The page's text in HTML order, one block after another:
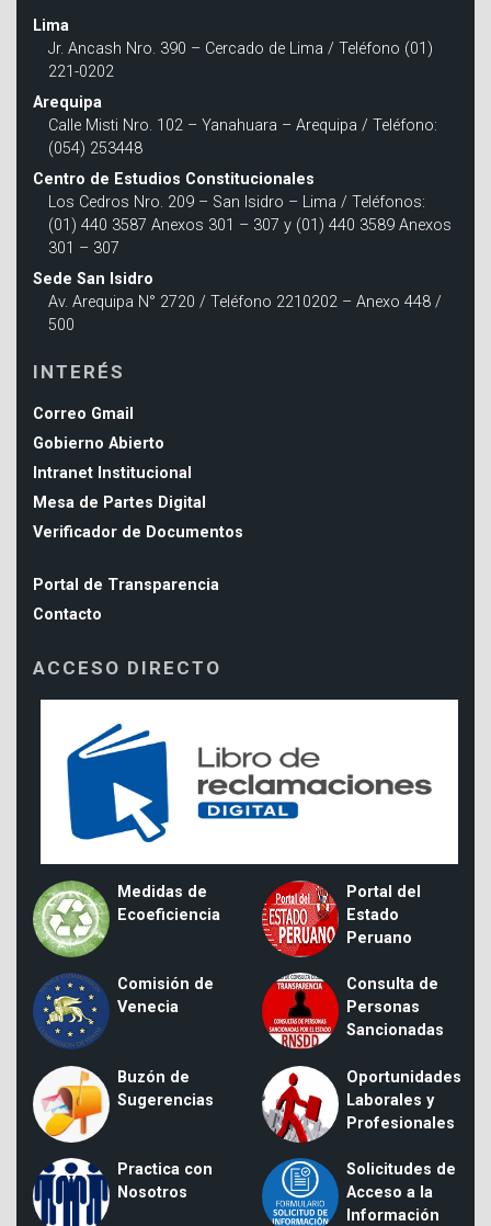
Lima
Jr. Ancash Nro. 390 – Cercado de Lima / Teléfono (01)
221-0202
Arequipa
Calle Misti Nro. 102 – Yanahuara – Arequipa / Teléfono:
(054) 253448
Centro de Estudios Constitucionales
Los Cedros Nro. 209 – San Isidro – Lima / Teléfonos:
(01) 440 3587 Anexos 301 – 307 y (01) 440 3589 Anexos
301 – 307
Sede San Isidro
Av. Arequipa N° 2720 / Teléfono 2210202 – Anexo 448 /
500
INTERÉS
Correo Gmail
Gobierno Abierto
Intranet Institucional
Mesa de Partes Digital
Verificador de Documentos
Portal de Transparencia
Contacto
ACCESO DIRECTO
Medidas de
Ecoeficiencia
Portal del
Estado
Peruano
Comisión de
Venecia
Consulta de
Personas
Sancionadas
Buzón de
Sugerencias
Oportunidades
Laborales y
Profesionales
Practica con
Nosotros
Solicitudes de
Acceso a la
Información